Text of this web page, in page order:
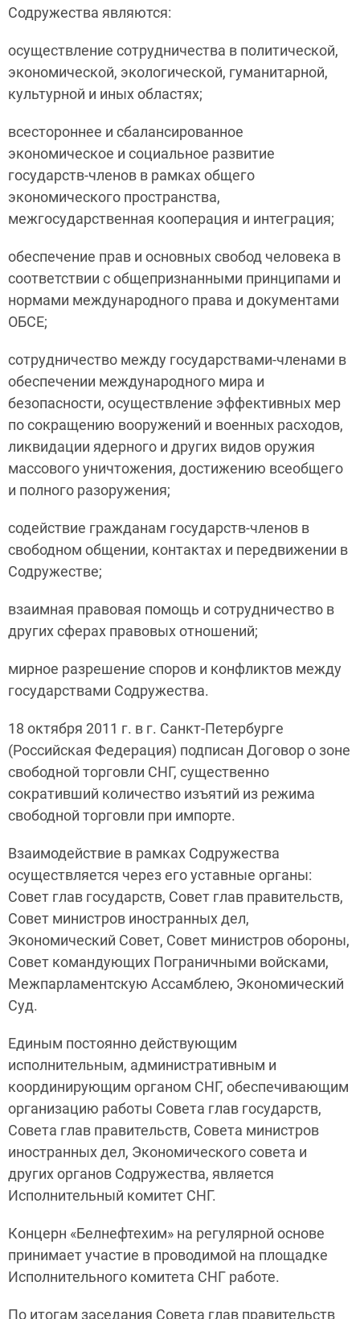
Содружества являются:
осуществление сотрудничества в политической,
экономической, экологической, гуманитарной,
культурной и иных областях;
всестороннее и сбалансированное
экономическое и социальное развитие
государств-членов в рамках общего
экономического пространства,
межгосударственная кооперация и интеграция;
обеспечение прав и основных свобод человека в
соответствии с общепризнанными принципами и
нормами международного права и документами
ОБСЕ;
сотрудничество между государствами-членами в
обеспечении международного мира и
безопасности, осуществление эффективных мер
по сокращению вооружений и военных расходов,
ликвидации ядерного и других видов оружия
массового уничтожения, достижению всеобщего
и полного разоружения;
содействие гражданам государств-членов в
свободном общении, контактах и передвижении в
Содружестве;
взаимная правовая помощь и сотрудничество в
других сферах правовых отношений;
мирное разрешение споров и конфликтов между
государствами Содружества.
18 октября 2011 г. в г. Санкт-Петербурге
(Российская Федерация) подписан Договор о зоне
свободной торговли СНГ, существенно
сокративший количество изъятий из режима
свободной торговли при импорте.
Взаимодействие в рамках Содружества
осуществляется через его уставные органы:
Совет глав государств, Совет глав правительств,
Совет министров иностранных дел,
Экономический Совет, Совет министров обороны,
Совет командующих Пограничными войсками,
Межпарламентскую Ассамблею, Экономический
Суд.
Единым постоянно действующим
исполнительным, административным и
координирующим органом СНГ, обеспечивающим
организацию работы Совета глав государств,
Совета глав правительств, Совета министров
иностранных дел, Экономического совета и
других органов Содружества, является
Исполнительный комитет СНГ.
Концерн «Белнефтехим» на регулярной основе
принимает участие в проводимой на площадке
Исполнительного комитета СНГ работе.
По итогам заседания Совета глав правительств